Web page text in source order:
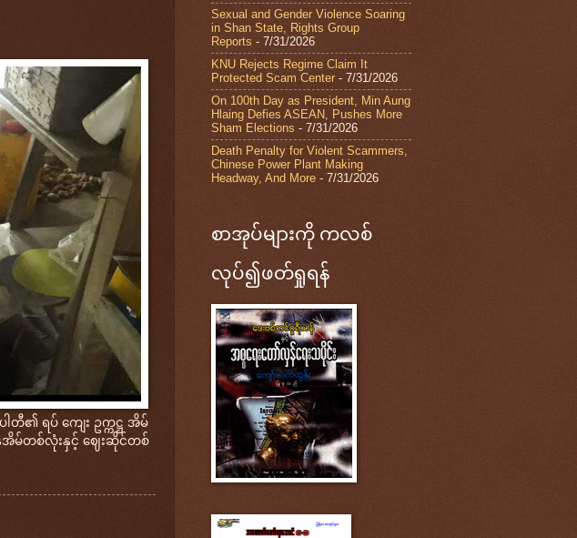
တီ၏ ရပ် ကျေး ဥက္ကဋ္ဌ အိမ်
အိမ်တစ်လုံးနှင့် ဈေးဆိုင်တစ်
Sexual and Gender Violence Soaring
in Shan State, Rights Group
Reports - 7/31/2026
KNU Rejects Regime Claim It
Protected Scam Center - 7/31/2026
On 100th Day as President, Min Aung
Hlaing Defies ASEAN, Pushes More
Sham Elections - 7/31/2026
Death Penalty for Violent Scammers,
Chinese Power Plant Making
Headway, And More - 7/31/2026
စာအုပ်များကို ကလစ်
လုပ်၍ဖတ်ရှုရန်